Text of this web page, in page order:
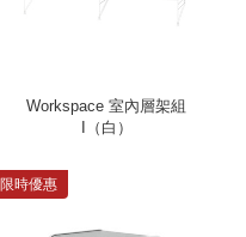
Workspace 室內層架組
I（白）
限時優惠